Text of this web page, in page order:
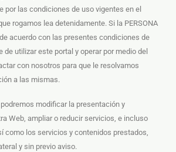
por las condiciones de uso vigentes en el
rogamos lea detenidamente. Si la PERSONA
acuerdo con las presentes condiciones de
de utilizar este portal y operar por medio del
con nosotros para que le resolvamos
a las mismas.
modificar la presentación y
Web, ampliar o reducir servicios, e incluso
como los servicios y contenidos prestados,
y sin previo aviso.